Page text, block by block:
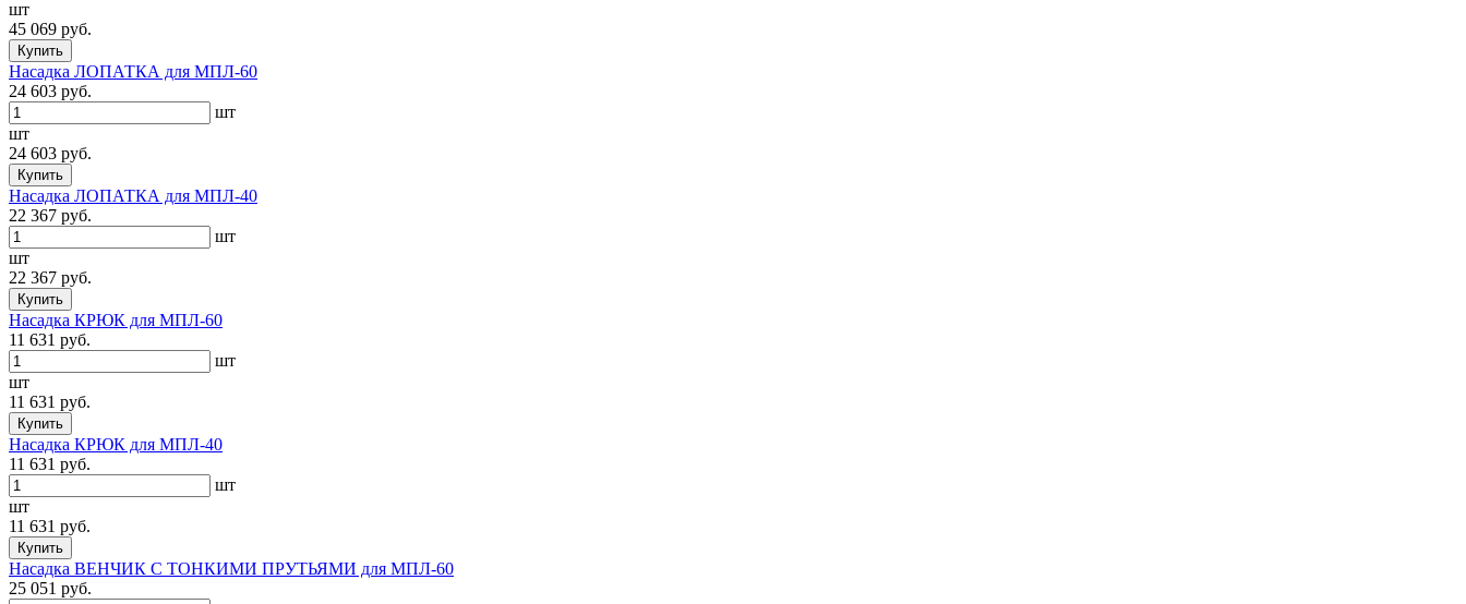
шт
45 069 руб.
Купить
Насадка ЛОПАТКА для МПЛ-60
24 603 руб.
шт
шт
24 603 руб.
Купить
Насадка ЛОПАТКА для МПЛ-40
22 367 руб.
шт
шт
22 367 руб.
Купить
Насадка КРЮК для МПЛ-60
11 631 руб.
шт
шт
11 631 руб.
Купить
Насадка КРЮК для МПЛ-40
11 631 руб.
шт
шт
11 631 руб.
Купить
Насадка ВЕНЧИК С ТОНКИМИ ПРУТЬЯМИ для МПЛ-60
25 051 руб.